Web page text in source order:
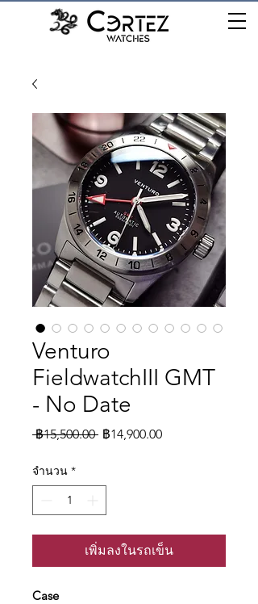
Venturo
FieldwatchIII GMT
- No Date
฿15,500.00 ราคา
฿14,900.00ราคา
จำนวน *
เพิ่มลงในรถเข็น
Case